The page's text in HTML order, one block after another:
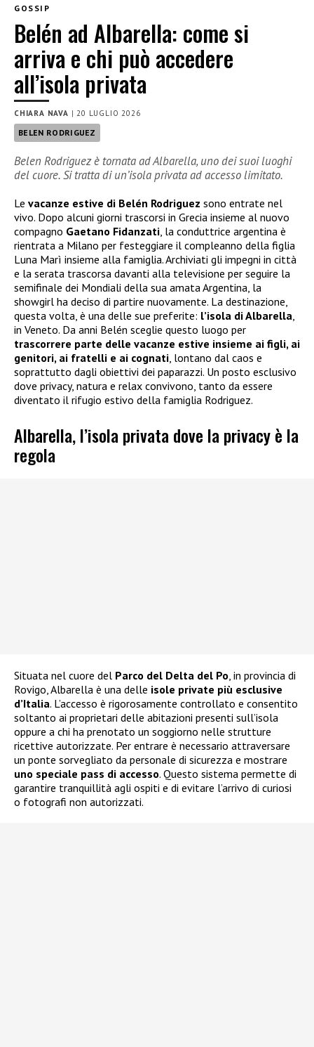
GOSSIP
Belén ad Albarella: come si
arriva e chi può accedere
all’isola privata
CHIARA NAVA |20 LUGLIO 2026
BELEN RODRIGUEZ
Belen Rodriguez è tornata ad Albarella, uno dei suoi luoghi
del cuore. Si tratta di un’isola privata ad accesso limitato.
Le vacanze estive di Belén Rodriguez sono entrate nel
vivo. Dopo alcuni giorni trascorsi in Grecia insieme al nuovo
compagno Gaetano Fidanzati , la conduttrice argentina è
rientrata a Milano per festeggiare il compleanno della figlia
Luna Marì insieme alla famiglia. Archiviati gli impegni in città
e la serata trascorsa davanti alla televisione per seguire la
semifinale dei Mondiali della sua amata Argentina, la
showgirl ha deciso di partire nuovamente. La destinazione,
questa volta, è una delle sue preferite: l’isola di Albarella
in Veneto. Da anni Belén sceglie questo luogo per
trascorrere parte delle vacanze estive insieme ai figli, ai
genitori, ai fratelli e ai cognati , lontano dal caos e
soprattutto dagli obiettivi dei paparazzi. Un posto esclusivo
dove privacy, natura e relax convivono, tanto da essere
diventato il rifugio estivo della famiglia Rodriguez.
Albarella, l’isola privata dove la privacy è la
regola
Situata nel cuore del Parco del Delta del Po, in provincia di
Rovigo, Albarella è una delle isole private più esclusive
d’Italia. L’accesso è rigorosamente controllato e consentito
soltanto ai proprietari delle abitazioni presenti sull’isola
oppure a chi ha prenotato un soggiorno nelle strutture
ricettive autorizzate. Per entrare è necessario attraversare
un ponte sorvegliato da personale di sicurezza e mostrare
uno speciale pass di accesso. Questo sistema permette di
garantire tranquillità agli ospiti e di evitare l’arrivo di curiosi
o fotografi non autorizzati.